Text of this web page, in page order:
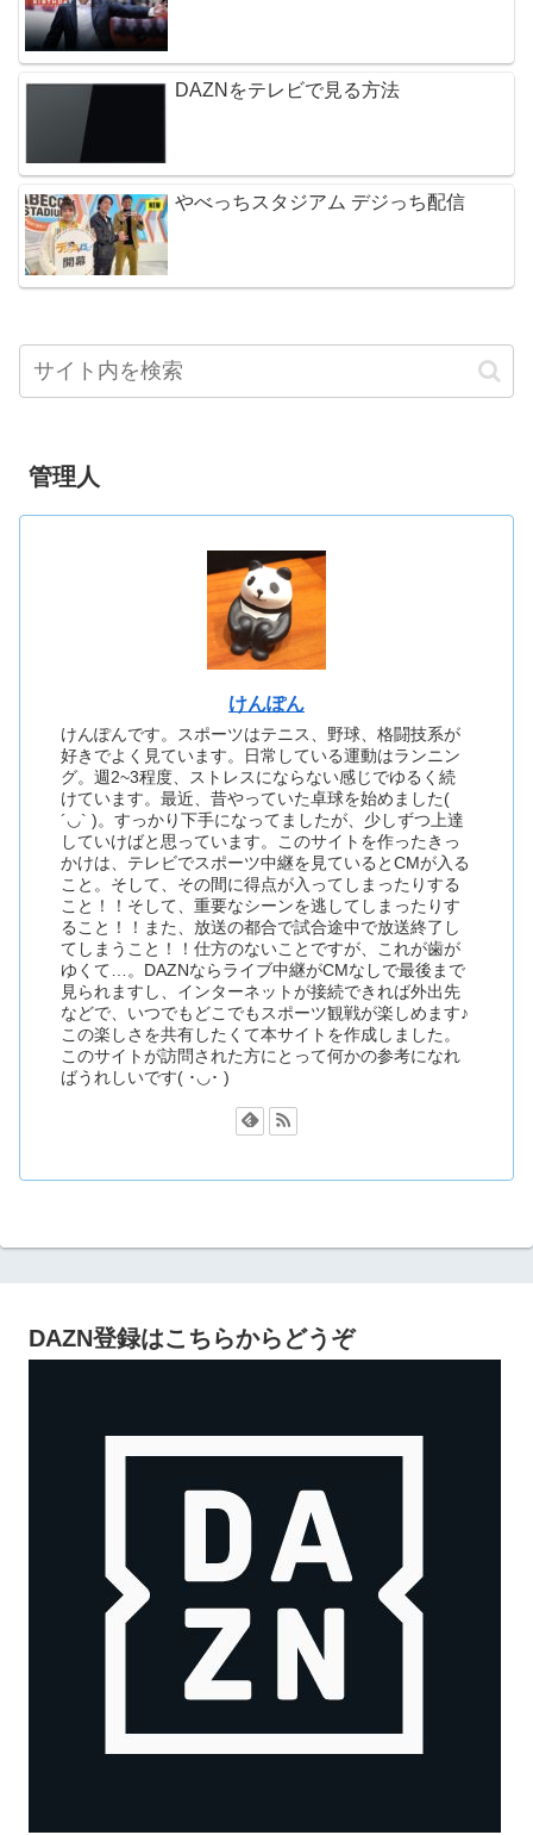
DAZNをテレビで見る方法
やべっちスタジアム デジっち配信
管理人
けんぽん
けんぽんです。スポーツはテニス、野球、格闘技系が
好きでよく見ています。日常している運動はランニン
グ。週2~3程度、ストレスにならない感じでゆるく続
けています。最近、昔やっていた卓球を始めました(
´◡` )。すっかり下手になってましたが、少しずつ上達
していけばと思っています。このサイトを作ったきっ
かけは、テレビでスポーツ中継を見ているとCMが入る
こと。そして、その間に得点が入ってしまったりする
こと！！そして、重要なシーンを逃してしまったりす
ること！！また、放送の都合で試合途中で放送終了し
てしまうこと！！仕方のないことですが、これが歯が
ゆくて…。DAZNならライブ中継がCMなしで最後まで
見られますし、インターネットが接続できれば外出先
などで、いつでもどこでもスポーツ観戦が楽しめます♪
この楽しさを共有したくて本サイトを作成しました。
このサイトが訪問された方にとって何かの参考になれ
ばうれしいです( ･◡･ )
DAZN登録はこちらからどうぞ